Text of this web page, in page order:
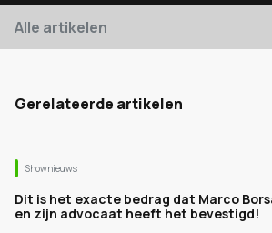
Alle artikelen
Gerelateerde artikelen
Shownieuws
Dit is het exacte bedrag dat Marco
en zijn advocaat heeft het bevestigd!